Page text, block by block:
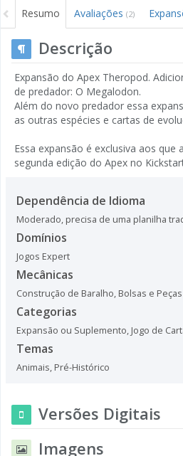
Resumo Avaliações (2)
Descrição
Expansão do Apex Theropod.
de predador: O Megalodon.
Além do novo predador essa
as outras espécies e cartas de
Essa expansão é exclusiva aos que
segunda edição do Apex no
Dependência de Idioma
Moderado, precisa de uma planilha
Domínios
Jogos Expert
Mecânicas
Construção de Baralho, Bolsas e Peças
Categorias
Expansão ou Suplemento, Jogo de
Temas
Animais, Pré-Histórico
Versões Digitais
Imagens